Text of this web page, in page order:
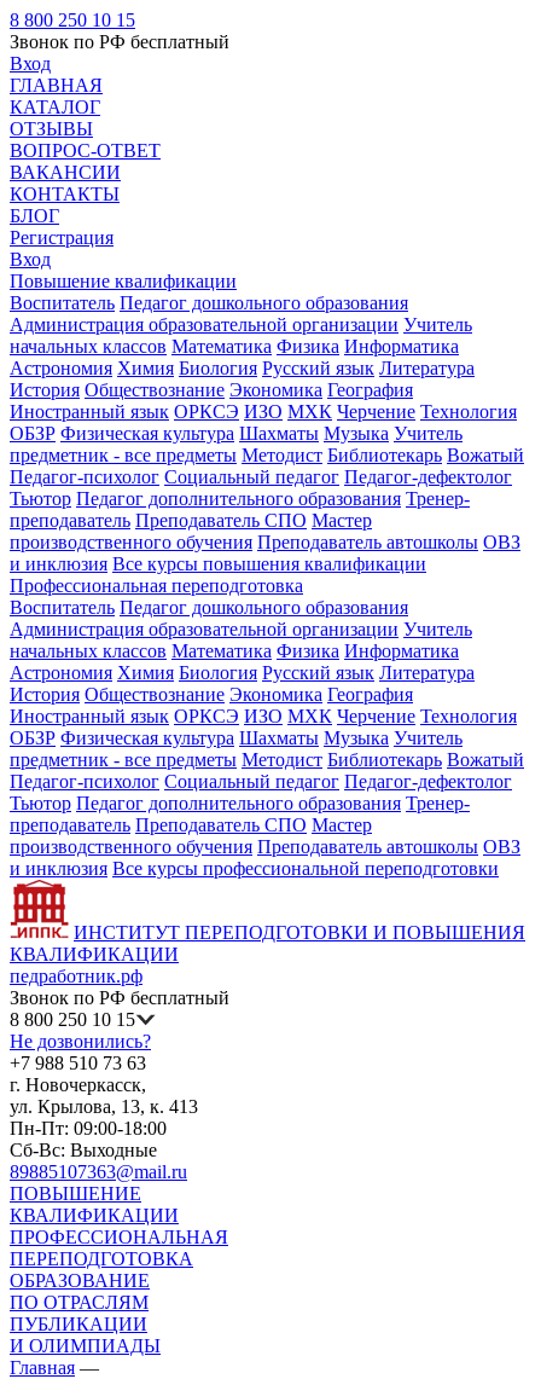
8 800 250 10 15
Звонок по РФ бесплатный
Вход
ГЛАВНАЯ
КАТАЛОГ
ОТЗЫВЫ
ВОПРОС-ОТВЕТ
ВАКАНСИИ
КОНТАКТЫ
БЛОГ
Регистрация
Вход
Повышение квалификации
Воспитатель Педагог дошкольного образования
Администрация образовательной организации Учитель
начальных классов Математика Физика Информатика
Астрономия Химия Биология Русский язык Литература
История Обществознание Экономика География
Иностранный язык ОРКСЭ ИЗО МХК Черчение Технология
ОБЗР Физическая культура Шахматы Музыка Учитель
предметник - все предметы Методист Библиотекарь Вожатый
Педагог-психолог Социальный педагог Педагог-дефектолог
Тьютор Педагог дополнительного образования Тренер-
преподаватель Преподаватель СПО Мастер
производственного обучения Преподаватель автошколы ОВЗ
и инклюзия Все курсы повышения квалификации
Профессиональная переподготовка
Воспитатель Педагог дошкольного образования
Администрация образовательной организации Учитель
начальных классов Математика Физика Информатика
Астрономия Химия Биология Русский язык Литература
История Обществознание Экономика География
Иностранный язык ОРКСЭ ИЗО МХК Черчение Технология
ОБЗР Физическая культура Шахматы Музыка Учитель
предметник - все предметы Методист Библиотекарь Вожатый
Педагог-психолог Социальный педагог Педагог-дефектолог
Тьютор Педагог дополнительного образования Тренер-
преподаватель Преподаватель СПО Мастер
производственного обучения Преподаватель автошколы ОВЗ
и инклюзия Все курсы профессиональной переподготовки
ИНСТИТУТ ПЕРЕПОДГОТОВКИ И ПОВЫШЕНИЯ
КВАЛИФИКАЦИИ
педработник.рф
Звонок по РФ бесплатный
8 800 250 10 15
Не дозвонились?
+7 988 510 73 63
г. Новочеркасск,
ул. Крылова, 13, к. 413
Пн-Пт: 09:00-18:00
Сб-Вс: Выходные
89885107363@mail.ru
ПОВЫШЕНИЕ
КВАЛИФИКАЦИИ
ПРОФЕССИОНАЛЬНАЯ
ПЕРЕПОДГОТОВКА
ОБРАЗОВАНИЕ
ПО ОТРАСЛЯМ
ПУБЛИКАЦИИ
И ОЛИМПИАДЫ
Главная —